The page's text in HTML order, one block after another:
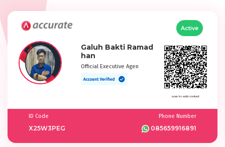
Active
Galuh Bakti Ramad
han
Official Executive Agen
scan to add contact
ID Code
X25W3PEG
Phone Number
085659916891